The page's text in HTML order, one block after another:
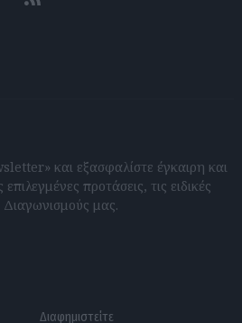
RSS feeds
και εξασφαλίστε έγκαιρη και
προτάσεις, τις ειδικές
μας.
Διαφημιστείτε